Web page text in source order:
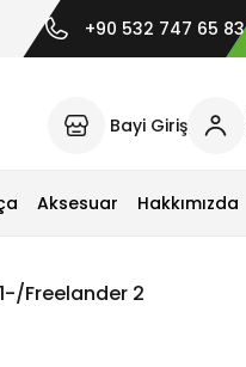
+90 532 747 65 83
Bayi Giriş
Aksesuar Hakkımızda
Freelander 2